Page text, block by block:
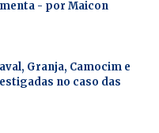
- por Maicon
Granja, Camocim e
no caso das